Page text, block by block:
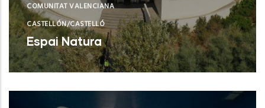
COMUNITAT VALENCIANA
CASTELLÓN/CASTELLÓ
Espai Natura
Torreblanca (Castelló/Castellón)